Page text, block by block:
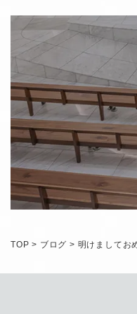
TOP > ブログ > 明けましてお